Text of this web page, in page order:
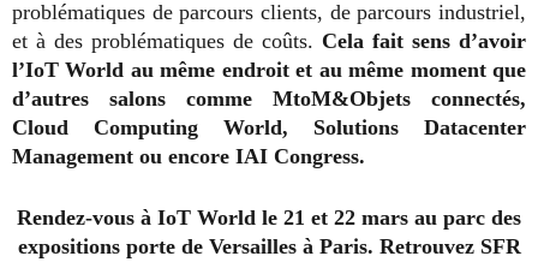
problématiques de parcours clients, de parcours industriel,
et à des problématiques de coûts. Cela fait sens d’avoir
l’IoT World au même endroit et au même moment que
d’autres salons comme MtoM&Objets connectés,
Cloud Computing World, Solutions Datacenter
Management ou encore IAI Congress.
Rendez-vous à IoT World le 21 et 22 mars au parc des
expositions porte de Versailles à Paris. Retrouvez SFR